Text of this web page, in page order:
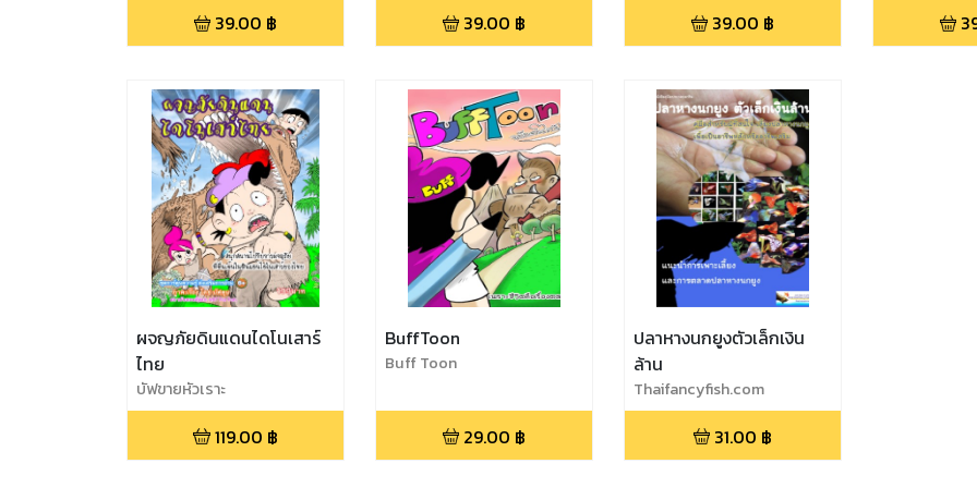
39.00 ฿ 39.00 ฿ 39.00 ฿
ผจญภัยดินแดนไดโนเสาร์
ไทย
บัฟขายหัวเราะ
119.00 ฿
BuffToon
Buff Toon
29.00 ฿
ปลาหางนกยูงตัวเล็กเงิน
ล้าน
Thaifancyfish.com
31.00 ฿